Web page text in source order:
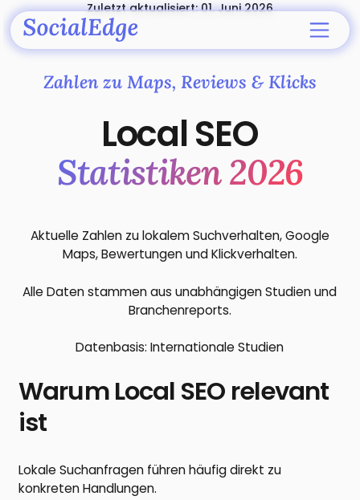
Zuletzt aktualisiert: 01. Juni 2026
Zahlen zu Maps, Reviews & Klicks
Local SEO
Statistiken 2026
Aktuelle Zahlen zu lokalem Suchverhalten, Google
Maps, Bewertungen und Klickverhalten.
Alle Daten stammen aus unabhängigen Studien und
Branchenreports.
Datenbasis: Internationale Studien
Warum Local SEO relevant
ist
Lokale Suchanfragen führen häufig direkt zu
konkreten Handlungen.